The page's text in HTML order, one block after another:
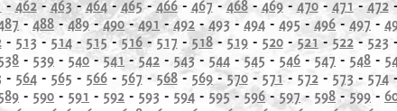
- 462- 463-464-465-466- 467 - 468- 469- 470- 471- 472
- 488 -489 -490 -491 -492 - 493 - 494 - 495 - 496 - 497 -
- 513 - 514- 515-516-517 - 518- 519- 520- 521 - 522- 523 -
- 539 - 540- 541 -542 - 543- 544 - 545 - 546- 547 - 548 -
- 564- 565 - 566- 567 - 568-569-570- 571- 572- 573 - 574-
- 590 - 591 - 592 - 593 - 594 - 595- 596 - 597- 598 - 599 -